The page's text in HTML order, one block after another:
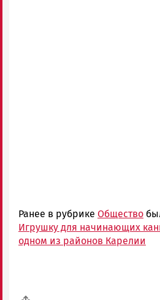
Ранее в рубрике Общество
Игрушку для начинающих
одном из районов Карелии